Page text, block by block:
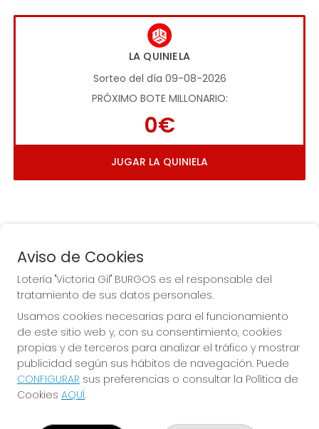
LA QUINIELA
Sorteo del día 09-08-2026
PRÓXIMO BOTE MILLONARIO:
0€
JUGAR LA QUINIELA
La de la Antigua de
Gamonal
Aviso de Cookies
Lotería "Victoria Gil" BURGOS es el responsable del
tratamiento de sus datos personales.
Usamos cookies necesarias para el funcionamiento
de este sitio web y, con su consentimiento, cookies
propias y de terceros para analizar el tráfico y mostrar
publicidad según sus hábitos de navegación. Puede
CONFIGURAR sus preferencias o consultar la Política de
Cookies AQUÍ.